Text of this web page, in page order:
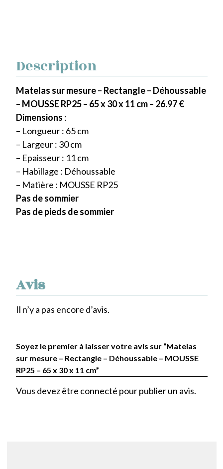
Avis
Il n’y a pas encore d’avis.
Soyez le premier à laisser votre avis sur “Matelas
sur mesure – Rectangle – Déhoussable – MOUSSE
RP25 – 65 x 30 x 11 cm”
Vous devez être connecté pour publier un avis.
Description
Matelas sur mesure – Rectangle – Déhoussable
– MOUSSE RP25 – 65 x 30 x 11 cm – 26.97 €
Dimensions :
– Longueur : 65 cm
– Largeur : 30 cm
– Epaisseur : 11 cm
– Habillage : Déhoussable
– Matière : MOUSSE RP25
Pas de sommier
Pas de pieds de sommier